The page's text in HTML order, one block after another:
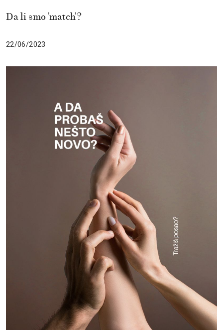
Da li smo 'match'?
22/06/2023